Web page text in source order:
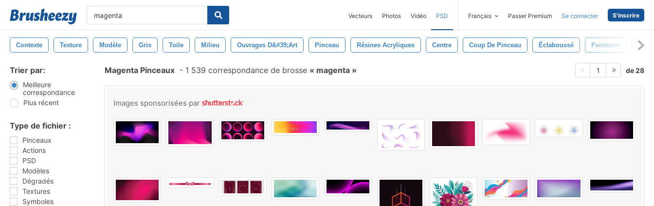
Vecteurs Photos Vidéo PSD Français Passer Premium Se connecter S'inscrire
Contexte Texture Modèle Gris Toile Milieu Ouvrages D&#39;art Pinceau Résines Acryliques Centre Coup De Pinceau Éclaboussé Peintures Noir
Trier par:
Meilleure
correspondance
Plus récent
Type de fichier :
Pinceaux
Actions
PSD
Modèles
Dégradés
Textures
Symboles
Magenta Pinceaux - 1 539 correspondance de brosse magenta 1 de 28
Images sponsorisées par